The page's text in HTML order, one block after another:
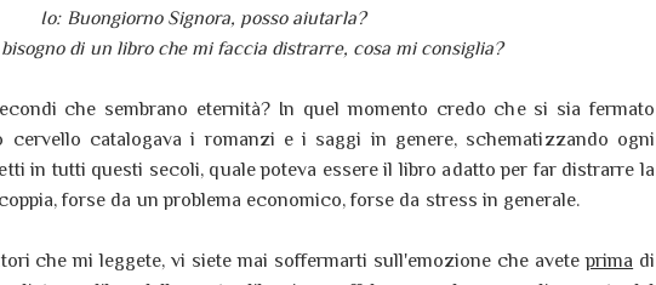
Io: Buongiorno Signora, posso aiutarla?
bisogno di un libro che mi faccia distrarre, cosa mi consiglia?
che sembrano eternità? In quel momento credo che si sia fermato
cervello catalogava i romanzi e i saggi in genere, schematizzando ogni
in tutti questi secoli, quale poteva essere il libro adatto per far distrarre la
forse da un problema economico, forse da stress in generale.
che mi leggete, vi siete mai soffermarti sull'emozione che aveteprima di